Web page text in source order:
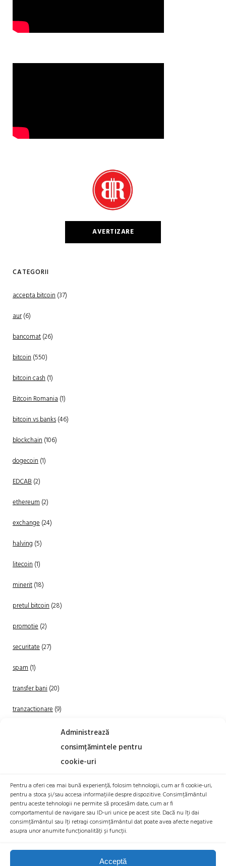
Administrează
consimțămintele pentru
cookie-uri
Pentru a oferi cea mai bună experiență, folosim tehnologii, cum ar fi cookie-uri,
pentru a stoca și/sau accesa informațiile despre dispozitive. Consimțământul
pentru aceste tehnologii ne permite să procesăm date, cum ar fi
comportamentul de navigare sau ID-uri unice pe acest site. Dacă nu îți dai
consimțământul sau îți retragi consimțământul dat poate avea afecte negative
asupra unor anumite funcționalități și funcții.
Acceptă
AVERTIZARE
CATEGORII
accepta bitcoin(37)
aur(6)
bancomat(26)
bitcoin(550)
bitcoin cash(1)
Bitcoin Romania(1)
bitcoin vs banks(46)
blockchain(106)
dogecoin(1)
EDCAB(2)
ethereum(2)
exchange(24)
halving (5)
litecoin(1)
minerit(18)
pretul bitcoin(28)
promotie(2)
securitate(27)
spam(1)
transfer bani(20)
tranzactionare(9)
(20)
TRANZACTIONEAZA